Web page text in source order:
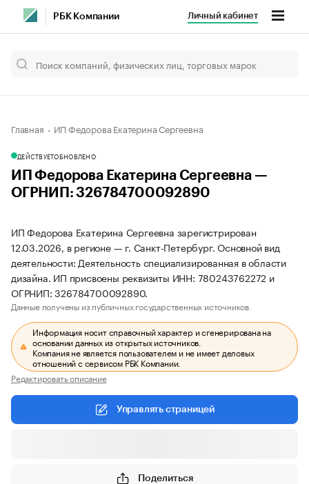
РБК Компании Личный кабинет
Главная ИП Федорова Екатерина Сергеевна
ДЕЙСТВУЕТОБНОВЛЕНО
ИП Федорова Екатерина Сергеевна —
ОГРНИП: 326784700092890
ИП Федорова Екатерина Сергеевна зарегистрирован
12.03.2026, в регионе — г. Санкт-Петербург. Основной вид
деятельности: Деятельность специализированная в области
дизайна. ИП присвоены реквизиты ИНН: 780243762272 и
ОГРНИП: 326784700092890.
Данные получены из публичных государственных источников.
Информация носит справочный характер и сгенерирована на
основании данных из открытых источников.
Компания не является пользователем и не имеет деловых
отношений с сервисом РБК Компании.
Редактировать описание
Управлять страницей
Поделиться